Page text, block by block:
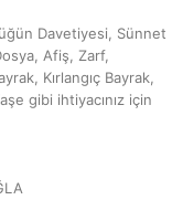
Davetiyesi, Sünnet
Afiş, Zarf,
Kırlangıç Bayrak,
gibi ihtiyacınız için